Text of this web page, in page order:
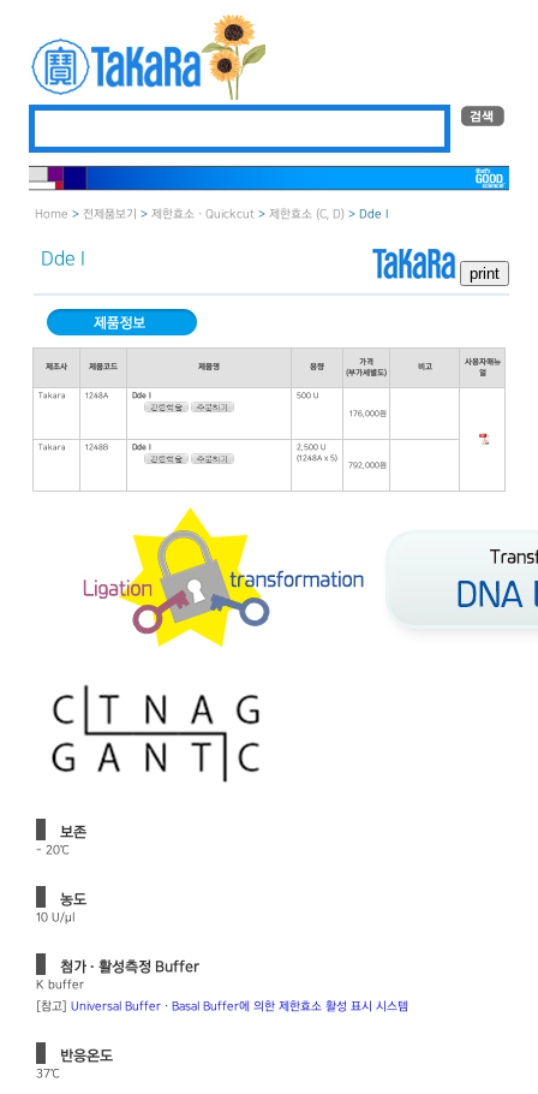
Home > 전제품보기 > 제한효소 · Quickcut > 제한효소 (C, D) > Dde I
Dde I
제조사 제품코드 제품명 용량
가격
(부가세별도)
비고
사용자매뉴
얼
Takara 1248A Dde I 500 U
176,000원
Takara 1248B Dde I
2,500 U
(1248A x 5)
792,000원
보존
- 20℃
농도
10 U/μl
첨가 · 활성측정 Buffer
K buffer
[참고] Universal Buffer · Basal Buffer에 의한 제한효소 활성 표시 시스템
반응온도
37℃